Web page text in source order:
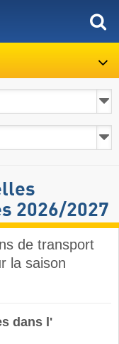
2026/2027
de transport
la saison
dans l'